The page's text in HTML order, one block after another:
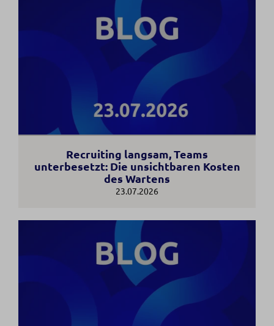
Recruiting langsam, Teams
unterbesetzt: Die unsichtbaren Kosten
des Wartens
23.07.2026